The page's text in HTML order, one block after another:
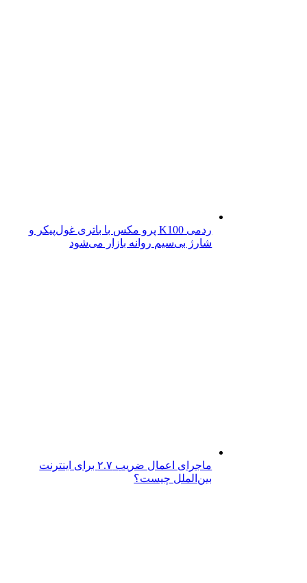
ردمی K100 پرو مکس با باتری غول‌پیکر و
شارژ بی‌سیم روانه بازار می‌شود
ماجرای اعمال ضریب ۲.۷ برای اینترنت
بین‌الملل چیست؟